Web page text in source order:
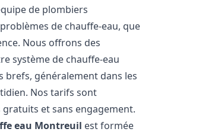
de plombiers
de chauffe-eau, que
Nous offrons des
système de chauffe-eau
généralement dans les
Nos tarifs sont
et sans engagement.
eau Montreuil est formée